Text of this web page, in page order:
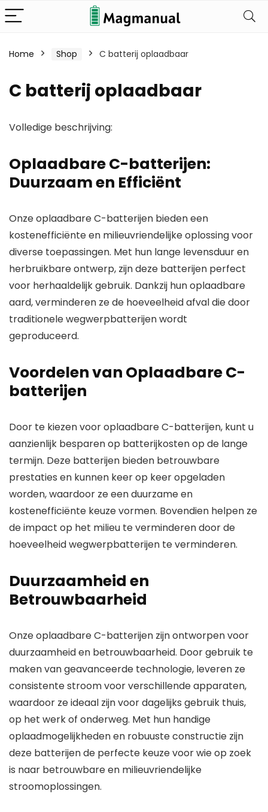
Home Shop C batterij oplaadbaar
C batterij oplaadbaar
Volledige beschrijving:
Oplaadbare C-batterijen:
Duurzaam en Efficiënt
Onze oplaadbareC-batterijen bieden een
kostenefficiënteen milieuvriendelijkeoplossing voor
diverse toepassingen. Met hun lange levensduur en
herbruikbare ontwerp, zijn deze batterijen perfect
voor herhaaldelijk gebruik. Dankzij hun oplaadbare
aard, verminderen ze de hoeveelheid afval die door
traditionele wegwerpbatterijen wordt
geproduceerd.
Voordelen van Oplaadbare C-
batterijen
Door te kiezen voor oplaadbare C-batterijen, kunt u
aanzienlijk besparen op batterijkosten op de lange
termijn. Deze batterijen bieden betrouwbare
prestaties en kunnen keer op keer opgeladen
worden, waardoor ze een duurzame en
kostenefficiënte keuze vormen. Bovendien helpen ze
deimpact op het milieu te verminderen door de
hoeveelheid wegwerpbatterijen te verminderen.
Duurzaamheid en
Betrouwbaarheid
Onze oplaadbare C-batterijen zijn ontworpen voor
duurzaamheiden betrouwbaarheid. Door gebruik te
maken van geavanceerde technologie, leveren ze
consistente stroom voor verschillende apparaten,
waardoor ze ideaal zijn voordagelijks gebruik thuis,
op het werk of onderweg. Met hun handige
oplaadmogelijkheden en robuuste constructie zijn
deze batterijen de perfecte keuze voor wie op zoek
is naar betrouwbare en milieuvriendelijke
stroomoplossingen.